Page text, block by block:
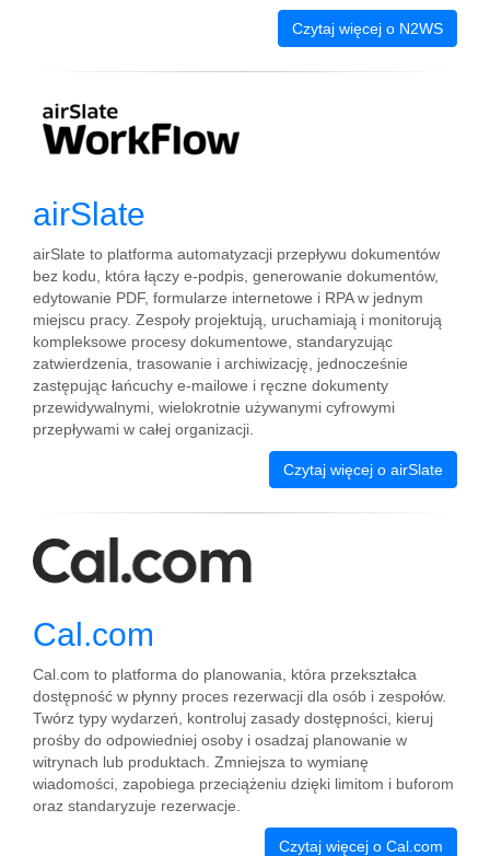
Czytaj więcej o N2WS
airSlate
airSlate to platforma automatyzacji przepływu dokumentów
bez kodu, która łączy e-podpis, generowanie dokumentów,
edytowanie PDF, formularze internetowe i RPA w jednym
miejscu pracy. Zespoły projektują, uruchamiają i monitorują
kompleksowe procesy dokumentowe, standaryzując
zatwierdzenia, trasowanie i archiwizację, jednocześnie
zastępując łańcuchy e-mailowe i ręczne dokumenty
przewidywalnymi, wielokrotnie używanymi cyfrowymi
przepływami w całej organizacji.
Czytaj więcej o airSlate
Cal.com
Cal.com to platforma do planowania, która przekształca
dostępność w płynny proces rezerwacji dla osób i zespołów.
Twórz typy wydarzeń, kontroluj zasady dostępności, kieruj
prośby do odpowiedniej osoby i osadzaj planowanie w
witrynach lub produktach. Zmniejsza to wymianę
wiadomości, zapobiega przeciążeniu dzięki limitom i buforom
oraz standaryzuje rezerwacje.
Czytaj więcej o Cal.com